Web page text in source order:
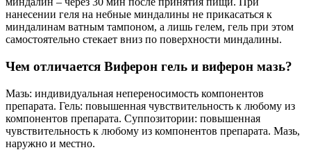
нанесении геля на небные миндалины не прикасаться к
миндалинам ватным тампоном, а лишь гелем, гель при этом
самостоятельно стекает вниз по поверхности миндалины.
Чем отличается Виферон гель и виферон мазь?
Мазь: индивидуальная непереносимость компонентов
препарата. Гель: повышенная чувствительность к любому из
компонентов препарата. Суппозитории: повышенная
чувствительность к любому из компонентов препарата. Мазь,
наружно и местно.